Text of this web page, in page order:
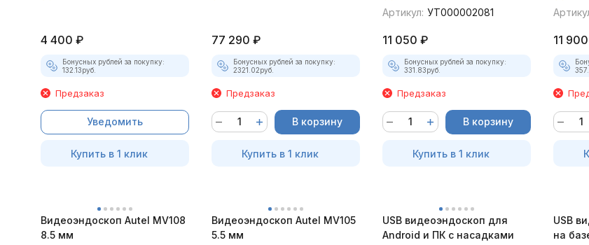
4 400 ₽
Бонусных рублей за покупку:
132.13руб.
Предзаказ
Уведомить
Купить в 1 клик
77 290 ₽
Бонусных рублей за покупку:
2321.02руб.
Предзаказ
В корзину
Купить в 1 клик
Артикул: УТ000002081
11 050 ₽
Бонусных рублей за покупку:
331.83руб.
Предзаказ
В корзину
Купить в 1 клик
11 900
Видеоэндоскоп Autel MV108
8.5 мм
Видеоэндоскоп Autel MV105
5.5 мм
USB видеоэндоскоп для
Android и ПК с насадками
USB
на